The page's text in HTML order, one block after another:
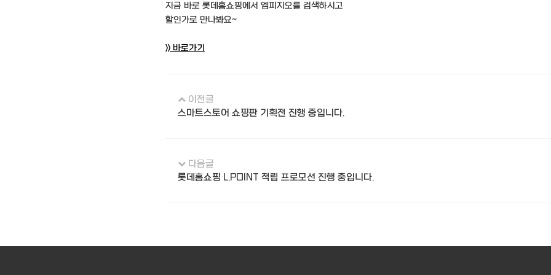
지금 바로 롯데홈쇼핑에서 엠피지오를 검색하시고
할인가로 만나봐요~
>> 바로가기
이전글
스마트스토어 쇼핑판 기획전 진행 중입니다.
다음글
롯데홈쇼핑 L.POINT 적립 프로모션 진행 중입니다.